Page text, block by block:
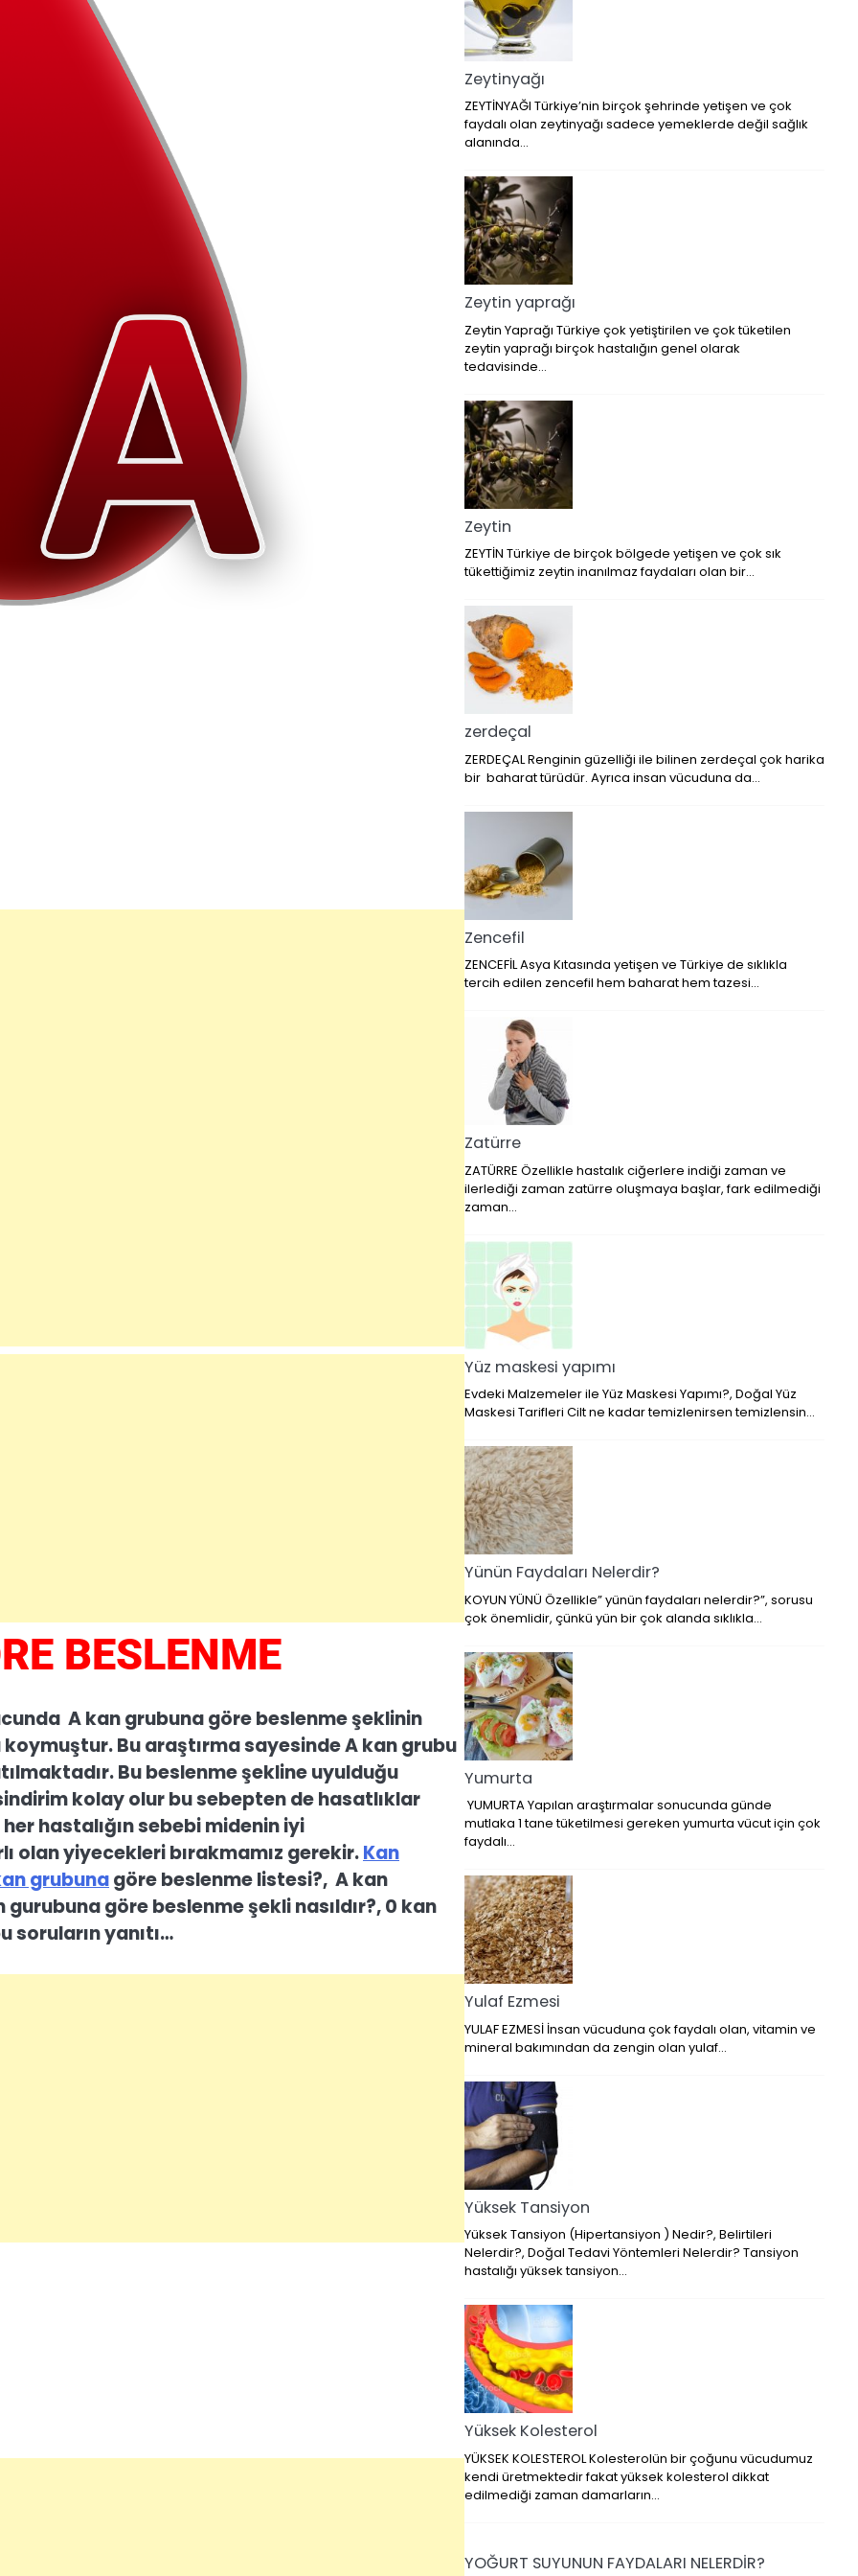
BESLENME
A kan grubuna göre beslenme şeklinin
Bu araştırma sayesinde A kan grubu
Bu beslenme şekline uyulduğu
kolay olur bu sebepten de hasatlıklar
hastalığın sebebi midenin iyi
olan yiyecekleri bırakmamız gerekir.Kan
grubunagöre beslenme listesi?, A kan
göre beslenme şekli nasıldır?, 0 kan
soruların yanıtı…
Zeytinyağı
ZEYTİNYAĞI Türkiye’nin birçok şehrinde yetişen ve çok
faydalı olan zeytinyağı sadece yemeklerde değil sağlık
alanında…
Zeytin yaprağı
Zeytin Yaprağı Türkiye çok yetiştirilen ve çok tüketilen
zeytin yaprağı birçok hastalığın genel olarak
tedavisinde…
Zeytin
ZEYTİN Türkiye de birçok bölgede yetişen ve çok sık
tükettiğimiz zeytin inanılmaz faydaları olan bir…
zerdeçal
ZERDEÇAL Renginin güzelliği ile bilinen zerdeçal çok harika
bir baharat türüdür. Ayrıca insan vücuduna da…
Zencefil
ZENCEFİL Asya Kıtasında yetişen ve Türkiye de sıklıkla
tercih edilen zencefil hem baharat hem tazesi…
Zatürre
ZATÜRRE Özellikle hastalık ciğerlere indiği zaman ve
ilerlediği zaman zatürre oluşmaya başlar, fark edilmediği
zaman…
Yüz maskesi yapımı
Evdeki Malzemeler ile Yüz Maskesi Yapımı?, Doğal Yüz
Maskesi Tarifleri Cilt ne kadar temizlenirsen temizlensin…
Yünün Faydaları Nelerdir?
KOYUN YÜNÜ Özellikle” yünün faydaları nelerdir?”, sorusu
çok önemlidir, çünkü yün bir çok alanda sıklıkla…
Yumurta
YUMURTA Yapılan araştırmalar sonucunda günde
mutlaka 1 tane tüketilmesi gereken yumurta vücut için çok
faydalı…
Yulaf Ezmesi
YULAF EZMESİ İnsan vücuduna çok faydalı olan, vitamin ve
mineral bakımından da zengin olan yulaf…
Yüksek Tansiyon
Yüksek Tansiyon (Hipertansiyon ) Nedir?, Belirtileri
Nelerdir?, Doğal Tedavi Yöntemleri Nelerdir? Tansiyon
hastalığı yüksek tansiyon…
Yüksek Kolesterol
YÜKSEK KOLESTEROL Kolesterolün bir çoğunu vücudumuz
kendi üretmektedir fakat yüksek kolesterol dikkat
edilmediği zaman damarların…
YOĞURT SUYUNUN FAYDALARI NELERDİR?